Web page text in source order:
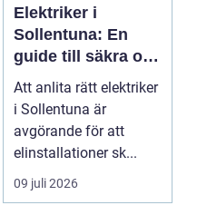
Elektriker i
Sollentuna: En
guide till säkra och
pålitliga
elinstallationer
Att anlita rätt elektriker
i Sollentuna är
avgörande för att
elinstallationer sk...
09 juli 2026